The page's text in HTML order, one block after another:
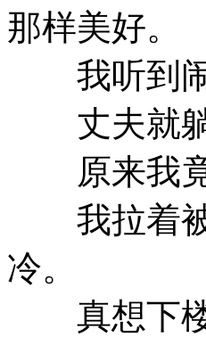
那样美好。
我听到闹
丈夫就躺
原来我竟
我拉着被
冷。
真想下楼